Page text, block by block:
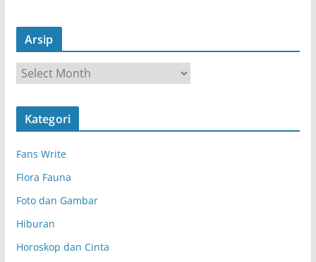
Arsip
r
s
Kategori
Fans Write
Flora Fauna
Foto dan Gambar
Hiburan
Horoskop dan Cinta